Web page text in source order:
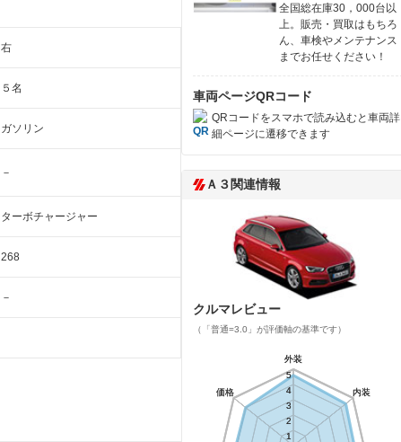
右
５名
ガソリン
－
ターボチャージャー
268
－
全国総在庫30，000台以
上。販売・買取はもちろ
ん、車検やメンテナンス
までお任せください！
車両ページQRコード
QRコードをスマホで読み込むと車両詳
細ページに遷移できます
Ａ３関連情報
クルマレビュー
（「普通=3.0」が評価軸の基準です）
外装
内装
価格
1
2
3
4
5
外装
内装
価格
1
2
3
4
5